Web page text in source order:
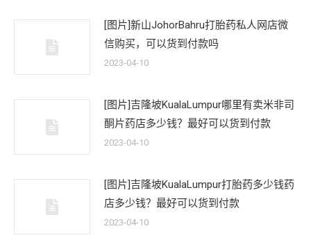
[图片]新山JohorBahru打胎药私人网店微
信购买，可以货到付款吗
2023-04-10
[图片]吉隆坡KualaLumpur哪里有卖米非司
酮片药店多少钱？最好可以货到付款
2023-04-10
[图片]吉隆坡KualaLumpur打胎药多少钱药
店多少钱？最好可以货到付款
2023-04-10